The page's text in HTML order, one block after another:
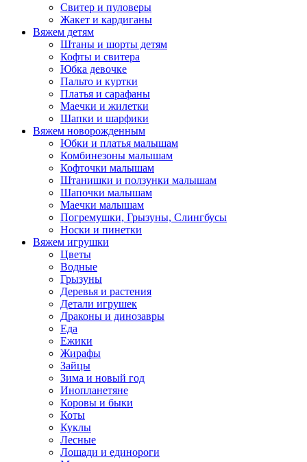
Свитер и пуловеры
Жакет и кардиганы
Вяжем детям
Штаны и шорты детям
Кофты и свитера
Юбка девочке
Пальто и куртки
Платья и сарафаны
Маечки и жилетки
Шапки и шарфики
Вяжем новорожденным
Юбки и платья малышам
Комбинезоны малышам
Кофточки малышам
Штанишки и ползунки малышам
Шапочки малышам
Маечки малышам
Погремушки, Грызуны, Слингбусы
Носки и пинетки
Вяжем игрушки
Цветы
Водные
Грызуны
Деревья и растения
Детали игрушек
Драконы и динозавры
Еда
Ежики
Жирафы
Зайцы
Зима и новый год
Инопланетяне
Коровы и быки
Коты
Куклы
Лесные
Лошади и единороги